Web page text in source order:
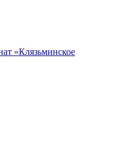
«Клязьминское